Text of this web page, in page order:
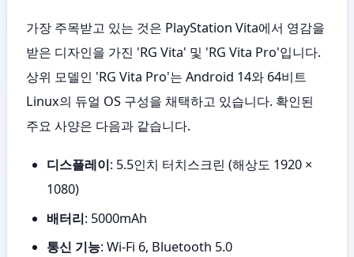
가장 주목받고 있는 것은 PlayStation Vita에서 영감을
받은 디자인을 가진 'RG Vita' 및 'RG Vita Pro'입니다.
상위 모델인 'RG Vita Pro'는 Android 14와 64비트
Linux의 듀얼 OS 구성을 채택하고 있습니다. 확인된
주요 사양은 다음과 같습니다.
디스플레이: 5.5인치 터치스크린 (해상도 1920 ×
1080)
배터리: 5000mAh
통신 기능: Wi-Fi 6, Bluetooth 5.0